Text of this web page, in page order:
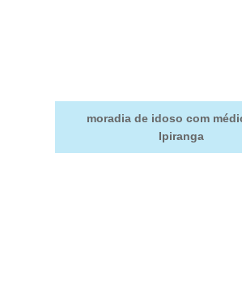
moradia de idoso com
Ipiranga